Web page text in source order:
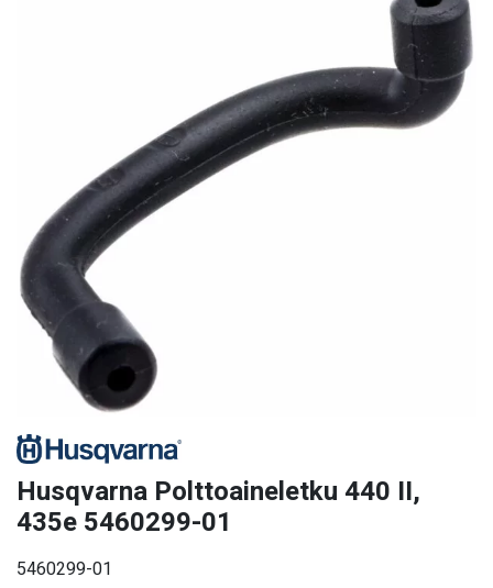
Husqvarna Polttoaineletku 440 II,
435e 5460299-01
5460299-01